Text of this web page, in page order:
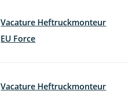
Vacature Heftruckmonteur
EU Force
Vacature Heftruckmonteur